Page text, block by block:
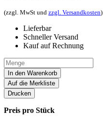
(zzgl. MwSt und zzgl. Versandkosten)
Lieferbar
Schneller Versand
Kauf auf Rechnung
In den Warenkorb
Auf die Merkliste
Drucken
Preis pro Stück